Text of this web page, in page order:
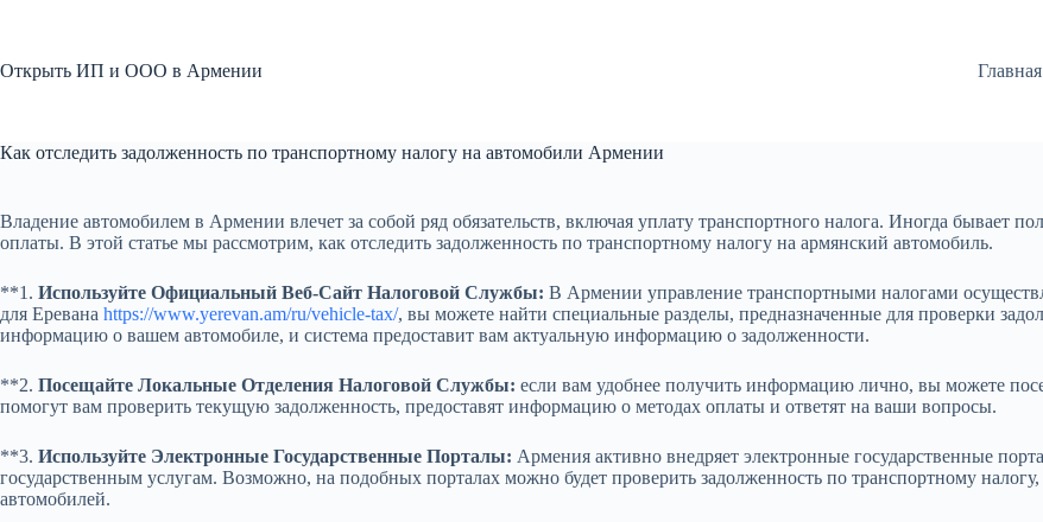
Открыть ИП и ООО в Армении
Главная
Как отследить задолженность по транспортному налогу на автомобили Армении
Владение автомобилем в Армении влечет за собой ряд обязательств, включая уплату транспортного налога. Иногда бывает
оплаты. В этой статье мы рассмотрим, как отследить задолженность по транспортному налогу на армянский автомобиль.
**1. Используйте Официальный Веб-Сайт Налоговой Службы: В Армении управление транспортными налогами
для Еревана https://www.yerevan.am/ru/vehicle-tax/, вы можете найти специальные разделы, предназначенные для проверки
информацию о вашем автомобиле, и система предоставит вам актуальную информацию о задолженности.
**2. Посещайте Локальные Отделения Налоговой Службы: если вам удобнее получить информацию лично, вы можете
помогут вам проверить текущую задолженность, предоставят информацию о методах оплаты и ответят на ваши вопросы.
**3. Используйте Электронные Государственные Порталы: Армения активно внедряет электронные государственные
государственным услугам. Возможно, на подобных порталах можно будет проверить задолженность по транспортному
автомобилей.